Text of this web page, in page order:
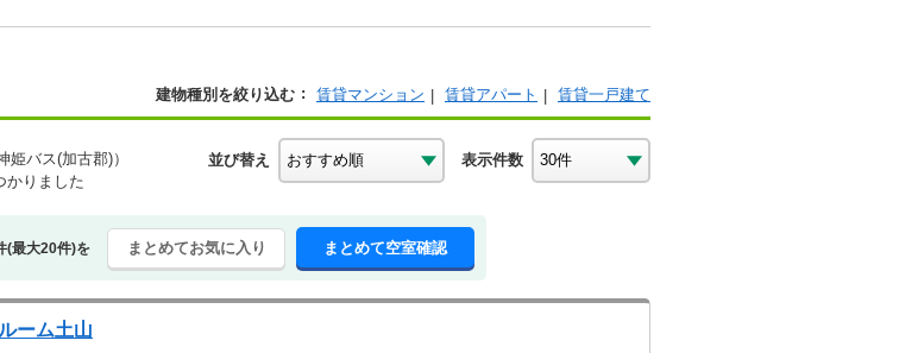
建物種別を絞り込む 賃貸マンション 賃貸アパート 賃貸一戸建て
姫バス(加古郡)）
かりました
並び替え 表示件数
(最大20件)を まとめてお気に入り まとめて空室確認
ーム土山